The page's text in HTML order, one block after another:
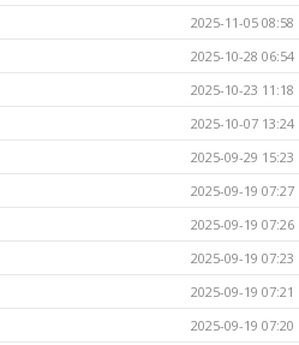
2025-11-05 08:58
2025-10-28 06:54
2025-10-23 11:18
2025-10-07 13:24
2025-09-29 15:23
2025-09-19 07:27
2025-09-19 07:26
2025-09-19 07:23
2025-09-19 07:21
2025-09-19 07:20